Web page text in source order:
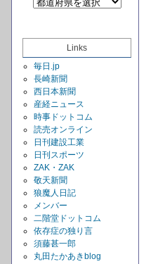
Links
毎日.jp
長崎新聞
西日本新聞
産経ニュース
時事ドットコム
読売オンライン
日刊建設工業
日刊スポーツ
ZAK・ZAK
敬天新聞
狼魔人日記
メンバー
二階堂ドットコム
依存症の独り言
須藤甚一郎
丸田たかあきblog